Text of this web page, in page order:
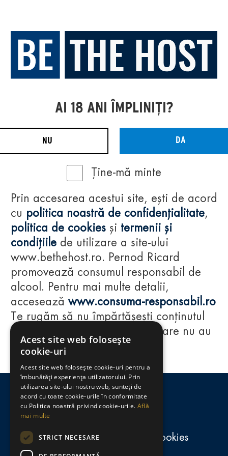
Regulamente
consumă-responsabil.ro
Politica de confidențialitate și cookies
AI 18 ANI ÎMPLINIȚI?
NU DA
Ține-mă minte
Prin accesarea acestui site, ești de acord
cu politica noastră de confidențialitate,
politica de cookies și termenii și
condițiile de utilizare a site-ului
www.bethehost.ro. Pernod Ricard
promovează consumul responsabil de
alcool. Pentru mai multe detalii,
accesează www.consuma-responsabil.ro
Te rugăm să nu împărtășești conținutul
acestui website cu persoane care nu au
împlinit vârsta de 18 ani.
Acest site web folosește
cookie-uri
Acest site web folosește cookie-uri pentru a
îmbunătăți experiența utilizatorului. Prin
utilizarea site-ului nostru web, sunteți de
acord cu toate cookie-urile în conformitate
cu Politica noastră privind cookie-urile. Află
mai multe
STRICT NECESARE